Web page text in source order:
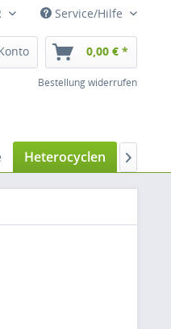
Service/Hilfe
0,00 € *
Bestellung widerrufen
Heterocyclen Imide
